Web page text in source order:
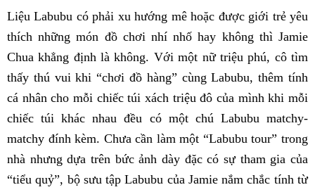
Liệu Labubu có phải xu hướng mê hoặc được giới trẻ yêu
thích những món đồ chơi nhí nhố hay không thì Jamie
Chua khẳng định là không. Với một nữ triệu phú, cô tìm
thấy thú vui khi “chơi đồ hàng” cùng Labubu, thêm tính
cá nhân cho mỗi chiếc túi xách triệu đô của mình khi mỗi
chiếc túi khác nhau đều có một chú Labubu matchy-
matchy đính kèm. Chưa cần làm một “Labubu tour” trong
nhà nhưng dựa trên bức ảnh dày đặc có sự tham gia của
“tiểu quỷ”, bộ sưu tập Labubu của Jamie nắm chắc tính từ